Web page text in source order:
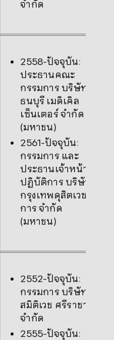
จำกัด
2558-ปัจจุบัน:
ประธานคณะ
กรรมการ บริษัท
ธนบุรี เมดิเคิล
เซ็นเตอร์ จำกัด
(มหาชน)
2561-ปัจจุบัน:
กรรมการ และ
ประธานเจ้าหน้าที่
ปฏิบัติการ บริษัท
กรุงเทพดุสิตเวช
การ จำกัด
(มหาชน)
2552-ปัจจุบัน:
กรรมการ บริษัท
สมิติเวช ศรีราชา
จำกัด
2555-ปัจจุบัน: